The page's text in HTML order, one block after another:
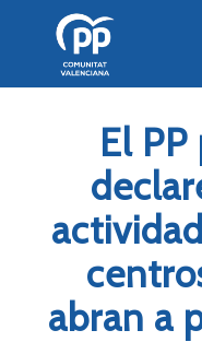
El
abran a